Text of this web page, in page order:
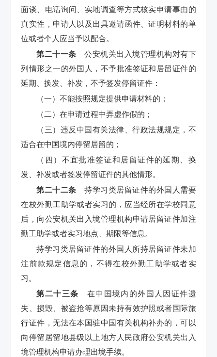
面谈、电话询问、实地调查等方式核实申请事由的
真实性，申请人以及出具邀请函件、证明材料的单
位或者个人应当予以配合。
第二十一条 公安机关出入境管理机构对有下
列情形之一的外国人，不予批准签证和居留证件的
延期、换发、补发，不予签发停留证件：
（一）不能按照规定提供申请材料的；
（二）在申请过程中弄虚作假的；
（三）违反中国有关法律、行政法规规定，不
适合在中国境内停留居留的；
（四）不宜批准签证和居留证件的延期、换
发、补发或者签发停留证件的其他情形。
第二十二条 持学习类居留证件的外国人需要
在校外勤工助学或者实习的，应当经所在学校同意
后，向公安机关出入境管理机构申请居留证件加注
勤工助学或者实习地点、期限等信息。
持学习类居留证件的外国人所持居留证件未加
注前款规定信息的，不得在校外勤工助学或者实
习。
第二十三条 在中国境内的外国人因证件遗
失、损毁、被盗抢等原因未持有效护照或者国际旅
行证件，无法在本国驻中国有关机构补办的，可以
向停留居留地县级以上地方人民政府公安机关出入
境管理机构申请办理出境手续。